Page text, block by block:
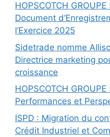
HOPSCOTCH
Document
l’Exercice 2025
Sidetrade nomme
Directrice marketing
croissance
HOPSCOTCH
Performances et
ISPD : Migration du
Crédit Industriel et